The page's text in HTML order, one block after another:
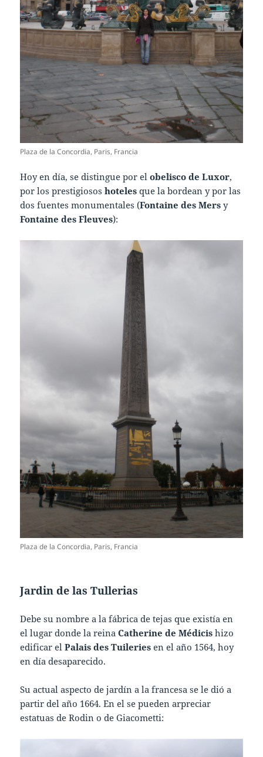
Plaza de la Concordia, Paris, Francia
Hoy en día, se distingue por elobelisco de Luxor,
por los prestigiososhoteles que la bordean y por las
dos fuentes monumentales (Fontaine des Mersy
Fontaine des Fleuves):
Plaza de la Concordia, Paris, Francia
Jardin de las Tullerias
Debe su nombre a la fábrica de tejas que existía en
el lugar donde la reinaCatherine de Médicis hizo
edificar elPalais des Tuileriesen el año 1564, hoy
en día desaparecido.
Su actual aspecto de jardín a la francesa se le dió a
partir del año 1664. En el se pueden arpreciar
estatuas de Rodin o de Giacometti: